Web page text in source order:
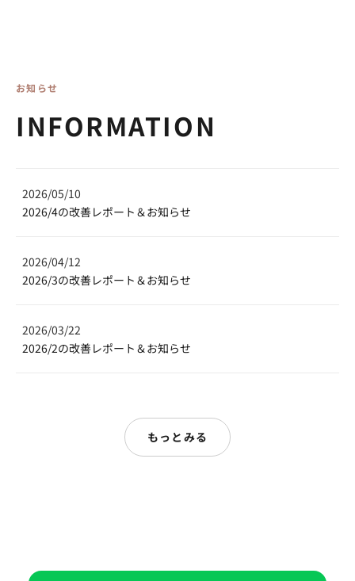
お知らせ
INFORMATION
2026/05/10
2026/4の改善レポート＆お知らせ
2026/04/12
2026/3の改善レポート＆お知らせ
2026/03/22
2026/2の改善レポート＆お知らせ
もっとみる